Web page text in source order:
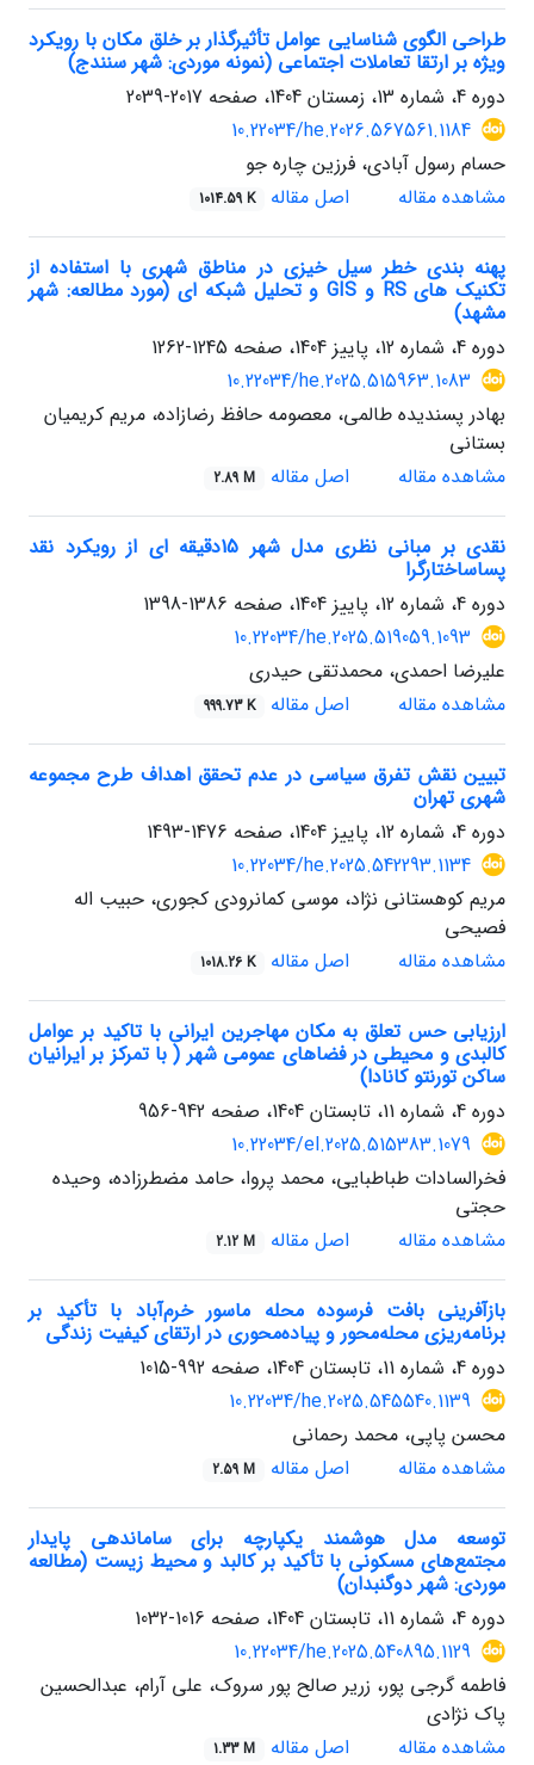
طراحی الگوی شناسایی عوامل تأثیرگذار بر خلق مکان با رویکرد
ویژه بر ارتقا تعاملات اجتماعی (نمونه موردی: شهر سنندج)
دوره 4، شماره 13، زمستان 1404، صفحه
2017-2039
10.22034/he.2026.567561.1184
حسام رسول آبادی، فرزین چاره جو
مشاهده مقاله
اصل مقاله 1014.59 K
پهنه بندی خطر سیل خیزی در مناطق شهری با استفاده از
تکنیک های RS و GIS و تحلیل شبکه ای (مورد مطالعه: شهر
مشهد)
دوره 4، شماره 12، پاییز 1404، صفحه
1245-1262
10.22034/he.2025.515963.1083
بهادر پسندیده طالمی، معصومه حافظ رضازاده، مریم کریمیان
بستانی
مشاهده مقاله
اصل مقاله 2.89 M
نقدی بر مبانی نظری مدل شهر 15دقیقه ای از رویکرد نقد
پساساختارگرا
دوره 4، شماره 12، پاییز 1404، صفحه
1386-1398
10.22034/he.2025.519059.1093
علیرضا احمدی، محمدتقی حیدری
مشاهده مقاله
اصل مقاله 999.73 K
تبیین نقش تفرق سیاسی در عدم تحقق اهداف طرح مجموعه
‌شهری تهران
دوره 4، شماره 12، پاییز 1404، صفحه
1476-1493
10.22034/he.2025.542293.1134
مریم کوهستانی نژاد، موسی کمانرودی کجوری، حبیب اله
فصیحی
مشاهده مقاله
اصل مقاله 1018.26 K
ارزیابی حس تعلق به مکان مهاجرین ایرانی با تاکید بر عوامل
کالبدی و محیطی در فضاهای عمومی شهر ( با تمرکز بر ایرانیان
ساکن تورنتو کانادا)
دوره 4، شماره 11، تابستان 1404، صفحه
942-956
10.22034/el.2025.515383.1079
فخرالسادات طباطبایی، محمد پروا، حامد مضطرزاده، وحیده
حجتی
مشاهده مقاله
اصل مقاله 2.12 M
بازآفرینی بافت فرسوده محله ماسور خرم‌آباد با تأکید بر
برنامه‌ریزی محله‌محور و پیاده‌محوری در ارتقای کیفیت زندگی
دوره 4، شماره 11، تابستان 1404، صفحه
992-1015
10.22034/he.2025.545540.1139
محسن پاپی، محمد رحمانی
مشاهده مقاله
اصل مقاله 2.59 M
توسعه مدل هوشمند یکپارچه برای ساماندهی پایدار
مجتمع‌های مسکونی با تأکید بر کالبد و محیط زیست (مطالعه
موردی: شهر دوگنبدان)
دوره 4، شماره 11، تابستان 1404، صفحه
1016-1032
10.22034/he.2025.540895.1129
فاطمه گرجی پور، زریر صالح پور سروک، علی آرام، عبدالحسین
پاک نژادی
مشاهده مقاله
اصل مقاله 1.33 M